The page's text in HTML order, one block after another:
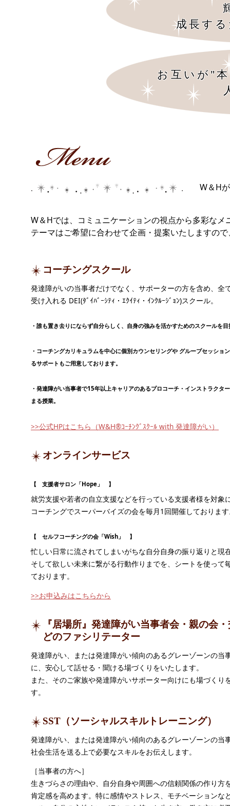
成長す
お互いが"
W＆H
W＆Hでは、コミュニケーションの視点から多彩な
テーマはご希望に合わせて企画・提案いたしますの
コーチングスクール
発達障がいの当事者だけでなく、サポーターの方を含め、全
受け入れる DEI(ﾀﾞｲﾊﾞｰｼﾃｨ・ｴｸｲﾃｨ・ｲﾝｸﾙｰｼﾞｮﾝ)スクール。
・誰も置き去りにならず自分らしく、自身の強みを活かすためのスクールを
・コーチングカリキュラムを中心に個別カウンセリングや グループセッショ
るサポートもご用意しております。
・発達障がい当事者で15年以上キャリアのあるプロコーチ・インストラクタ
まる授業。
>>公式HPはこちら（W&H®ｺｰﾁﾝｸﾞｽｸｰﾙ with 発達障がい）
オンラインサービス
【 支援者サロン「Hope」 】
就労支援や若者の自立支援などを行っている支援者様を対象
コーチングでスーパーバイズの会を毎月1回開催しておりま
【 セルフコーチングの会「Wish」 】
忙しい日常に流されてしまいがちな自分自身の振り返りと現
そして欲しい未来に繋がる行動作りまでを、シートを使って
ております。
>>お申込みはこちらから
『居場所』発達障がい当事者会・親の会
どのファシリテーター
発達障がい、または発達障がい傾向のあるグレーゾーンの当
に、安心して話せる・聞ける場づくりをいたします。
また、そのご家族や発達障がいサポーター向けにも場づくり
す。
SST（ソーシャルスキルトレーニング）
発達障がい、または発達障がい傾向のあるグレーゾーンの当
社会生活を送る上で必要なスキルをお伝えします。
［当事者の方へ］
生きづらさの理由や、自分自身や周囲への信頼関係の作り方
肯定感を高めます。特に感情やストレス、モチベーションな